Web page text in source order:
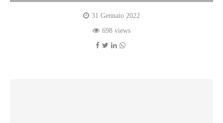
31 Gennaio 2022
698 views